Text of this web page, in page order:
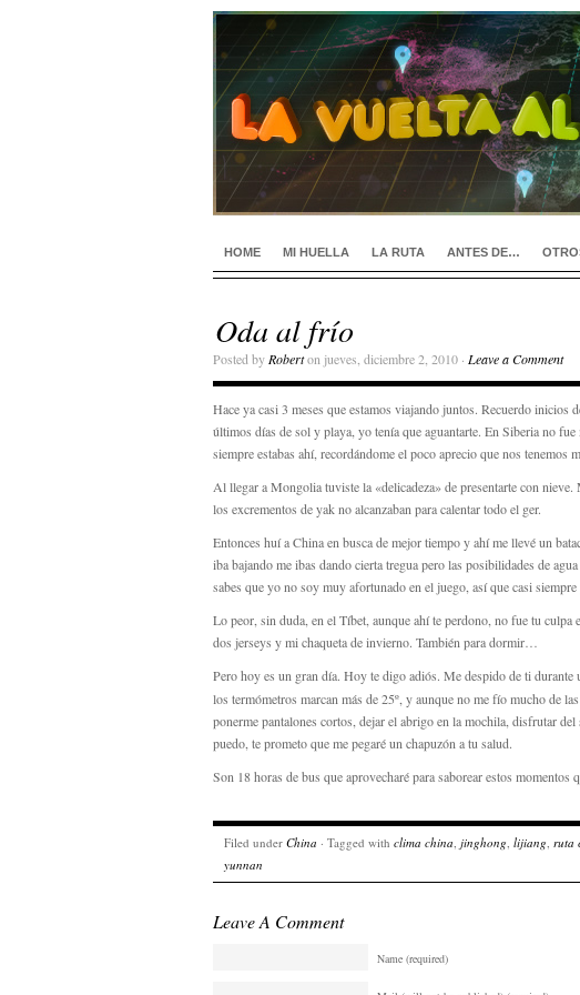
HOME MI HUELLA LA RUTA ANTES DE…
Oda al frío
Posted by Roberton jueves, diciembre 2, 2010 · Leave a Comment
Hace ya casi 3 meses que estamos viajando juntos. Recuerdo inicios
últimos días de sol y playa, yo tenía que aguantarte. En Siberia no
siempre estabas ahí, recordándome el poco aprecio que nos tenemos
Al llegar a Mongolia tuviste la «delicadeza» de presentarte con
los excrementos de yak no alcanzaban para calentar todo el ger.
Entonces huí a China en busca de mejor tiempo y ahí me llevé un
iba bajando me ibas dando cierta tregua pero las posibilidades de
sabes que yo no soy muy afortunado en el juego, así que casi siempre
Lo peor, sin duda, en el Tíbet, aunque ahí te perdono, no fue tu
dos jerseys y mi chaqueta de invierno. También para dormir…
Pero hoy es un gran día. Hoy te digo adiós. Me despido de ti
los termómetros marcan más de 25º, y aunque no me fío mucho de
ponerme pantalones cortos, dejar el abrigo en la mochila, disfrutar
puedo, te prometo que me pegaré un chapuzón a tu salud.
Son 18 horas de bus que aprovecharé para saborear estos
Filed under China · Tagged with clima china, jinghong, lijiang, ruta
yunnan
Leave A Comment
Name (required)